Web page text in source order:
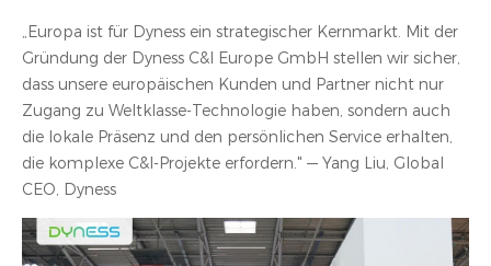
„Europa ist für Dyness ein strategischer Kernmarkt. Mit der
Gründung der Dyness C&I Europe GmbH stellen wir sicher,
dass unsere europäischen Kunden und Partner nicht nur
Zugang zu Weltklasse-Technologie haben, sondern auch
die lokale Präsenz und den persönlichen Service erhalten,
die komplexe C&I-Projekte erfordern." — Yang Liu, Global
CEO, Dyness